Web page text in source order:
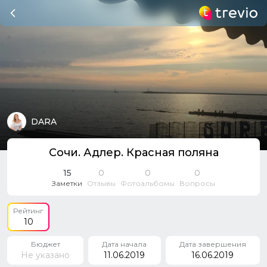
DARA
Сочи. Адлер. Красная поляна
15
Заметки
0
Отзывы
0
Фотоальбомы
0
Вопросы
Рейтинг
10
Бюджет
Не указано
Дата начала
11.06.2019
Дата завершения
16.06.2019